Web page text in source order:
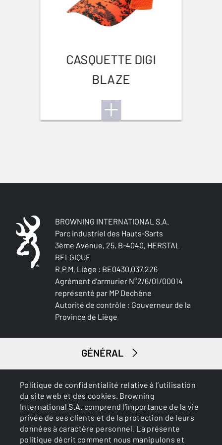
Politique de confidentialité relative à l’utilisation
du site web et des cookies. Browning
International S.A. comprend l’importance de la vie
privée de ses clients et de la protection de leurs
données à caractère personnel. La présente
politique décrit comment nous manipulons et
CASQUETTE DIGI
BLAZE
BROWNING INTERNATIONAL S.A.
Parc industriel des Hauts-Sarts
3ème Avenue, 25, B-4040, HERSTAL
BELGIQUE
R.P.M. Liège : BE0430.037.226
Agrément d'armurier N°2/6/01/00014
représenté par MP Dechêne
Autorité de contrôle : Gouverneur de la
Province de Liège
GÉNÉRAL
SERVICES